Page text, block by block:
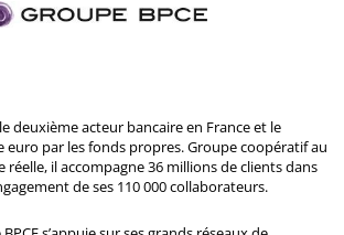
deuxième acteur bancaire en France et le
euro par les fonds propres. Groupe coopératif au
réelle, il accompagne 36 millions de clients dans
de ses 110 000 collaborateurs.